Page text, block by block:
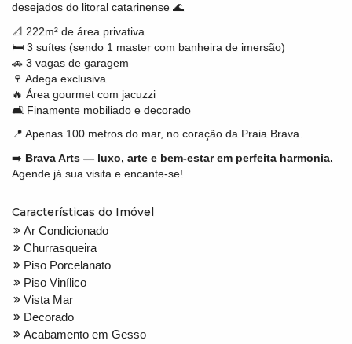
desejados do litoral catarinense 🌊
📐 222m² de área privativa
🛏️ 3 suítes (sendo 1 master com banheira de imersão)
🚗 3 vagas de garagem
🍷 Adega exclusiva
🔥 Área gourmet com jacuzzi
🛋️ Finamente mobiliado e decorado
📍 Apenas 100 metros do mar, no coração da Praia Brava.
➡️ Brava Arts — luxo, arte e bem-estar em perfeita harmonia.
Agende já sua visita e encante-se!
Características do Imóvel
Ar Condicionado
Churrasqueira
Piso Porcelanato
Piso Vinílico
Vista Mar
Decorado
Acabamento em Gesso